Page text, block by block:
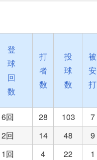
登
球
回
数
打
者
数
投
球
数
被
安
打
6回 28 103
7
2回 14 48
9
1回 4 22 1